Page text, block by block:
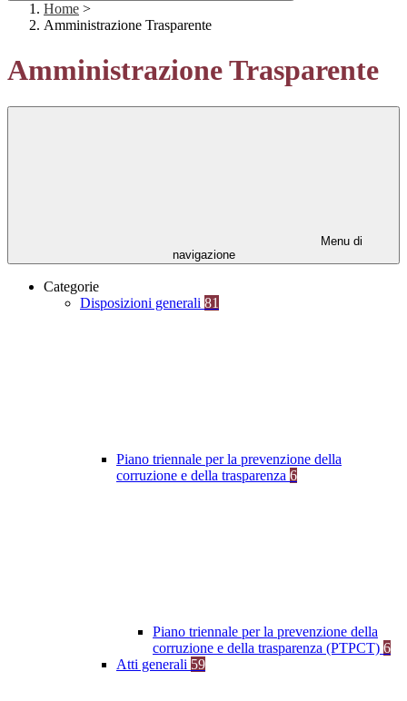
Home >
Amministrazione Trasparente
Amministrazione Trasparente
Menu di
navigazione
Categorie
Disposizioni generali 81
Piano triennale per la prevenzione della
corruzione e della trasparenza 6
Piano triennale per la prevenzione della
corruzione e della trasparenza (PTPCT) 6
Atti generali 59